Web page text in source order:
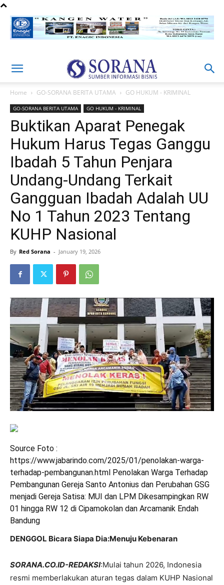
Home GO-SORANA BERITA UTAMA GO HUKUM - KRIMINAL
GO-SORANA BERITA UTAMA GO HUKUM - KRIMINAL
Buktikan Aparat Penegak
Hukum Harus Tegas Ganggu
Ibadah 5 Tahun Penjara
Undang-Undang Terkait
Gangguan Ibadah Adalah UU
No 1 Tahun 2023 Tentang
KUHP Nasional
By Red Sorana - January 19, 2026
Source Foto :
https://www.jabarindo.com/2025/01/penolakan-warga-
terhadap-pembangunan.html Penolakan Warga Terhadap
Pembangunan Gereja Santo Antonius dan Perubahan GSG
menjadi Gereja Satisa: MUI dan LPM Dikesampingkan RW
01 hingga RW 12 di Cipamokolan dan Arcamanik Endah
Bandung
DENGGOL Bicara Siapa Dia:Menuju Kebenaran
SORANA.CO.ID-REDAKSI:Mulai tahun 2026, Indonesia
resmi memberlakukan aturan tegas dalam KUHP Nasional